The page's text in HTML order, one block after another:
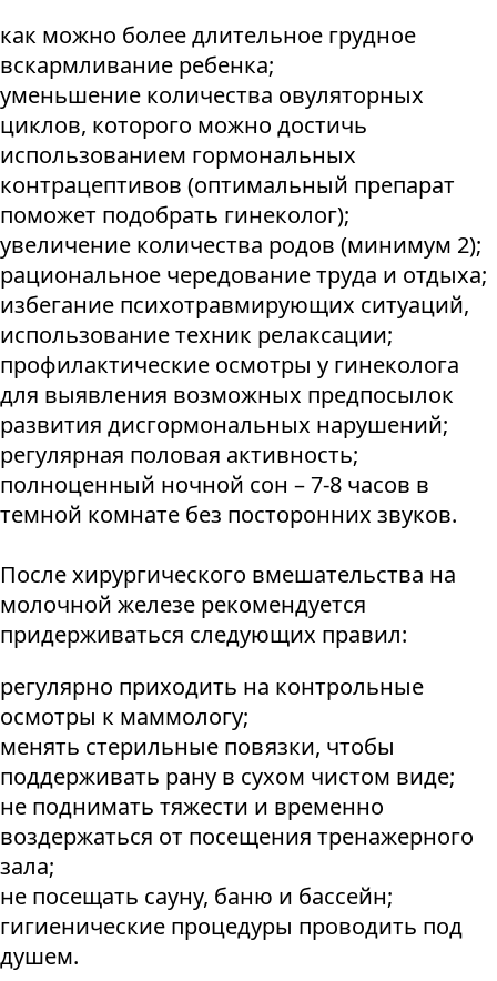
как можно более длительное грудное
вскармливание ребенка;
уменьшение количества овуляторных
циклов, которого можно достичь
использованием гормональных
контрацептивов (оптимальный препарат
поможет подобрать гинеколог);
увеличение количества родов (минимум 2);
рациональное чередование труда и отдыха;
избегание психотравмирующих ситуаций,
использование техник релаксации;
профилактические осмотры у гинеколога
для выявления возможных предпосылок
развития дисгормональных нарушений;
регулярная половая активность;
полноценный ночной сон – 7-8 часов в
темной комнате без посторонних звуков.
После хирургического вмешательства на
молочной железе рекомендуется
придерживаться следующих правил:
регулярно приходить на контрольные
осмотры к маммологу;
менять стерильные повязки, чтобы
поддерживать рану в сухом чистом виде;
не поднимать тяжести и временно
воздержаться от посещения тренажерного
зала;
не посещать сауну, баню и бассейн;
гигиенические процедуры проводить под
душем.